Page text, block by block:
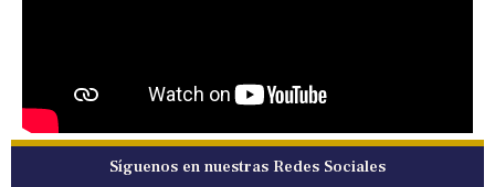
Síguenos en nuestras Redes Sociales